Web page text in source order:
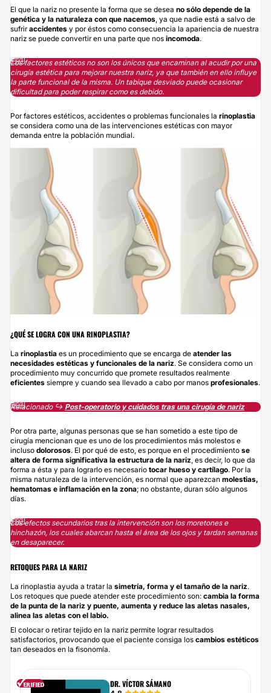
El que la nariz no presente la forma que se desea no sólo depende de la
genética y la naturaleza con que nacemos , ya que nadie está a salvo de
sufrir accidentes y por éstos como consecuencia la apariencia de nuestra
nariz se puede convertir en una parte que nos incomoda.
Los factores estéticos no son los únicos que encaminan al acudir por una
cirugía estética para mejorar nuestra nariz, ya que también en ello influye
la parte funcional de la misma. Un tabique desviado puede ocasionar
dificultad para poder respirar como es debido.
Por factores estéticos, accidentes o problemas funcionales la rinoplastia
se considera como una de las intervenciones estéticas con mayor
demanda entre la población mundial.
¿QUÉ SE LOGRA CON UNA RINOPLASTIA?
La rinoplastia es un procedimiento que se encarga de atender las
necesidades estéticas y funcionales de la nariz. Se considera como un
procedimiento muy concurrido que promete resultados realmente
eficientes siempre y cuando sea llevado a cabo por manos profesionales.
Relacionado ↪️ Post-operatorio y cuidados tras una cirugía de nariz
Por otra parte, algunas personas que se han sometido a este tipo de
cirugía mencionan que es uno de los procedimientos más molestos e
incluso dolorosos. El por qué de esto, es porque en el procedimiento se
altera de forma significativa la estructura de la nariz , es decir, lo que da
forma a ésta y para lograrlo es necesario tocar hueso y cartílago. Por la
misma naturaleza de la intervención, es normal que aparezcan molestias,
hematomas e inflamación en la zona; no obstante, duran sólo algunos
días.
Los efectos secundarios tras la intervención son los moretones e
hinchazón, los cuales abarcan hasta el área de los ojos y tardan semanas
en desaparecer.
RETOQUES PARA LA NARIZ
La rinoplastia ayuda a tratar la simetría, forma y el tamaño de la nariz.
Los retoques que puede atender este procedimiento son: cambia la forma
de la punta de la nariz y puente, aumenta y reduce las aletas nasales,
alinea las aletas con el labio.
El colocar o retirar tejido en la nariz permite lograr resultados
satisfactorios, provocando que el paciente consiga los cambios estéticos
tan deseados en la fisonomía.
DR. VÍCTOR SÁMANO